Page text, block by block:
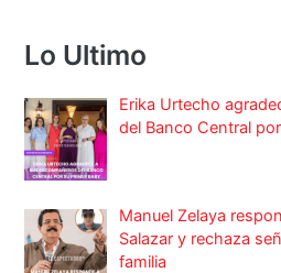
Lo Ultimo
Erika Urtecho
del Banco Central
Manuel Zelaya
Salazar y rechaza
familia